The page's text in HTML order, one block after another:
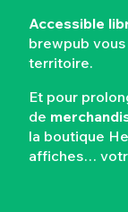
Accessible
brewpub vous
territoire.
Et pour
de
la boutique
affiches…